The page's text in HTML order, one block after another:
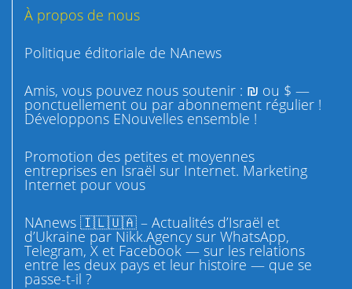
À propos de nous
Politique éditoriale de NAnews
Amis, vous pouvez nous soutenir : ₪ ou $ —
ponctuellement ou par abonnement régulier !
Développons ENouvelles ensemble !
Promotion des petites et moyennes
entreprises en Israël sur Internet. Marketing
Internet pour vous
NAnews 🇮🇱🇺🇦 – Actualités d’Israël et
d’Ukraine par Nikk.Agency sur WhatsApp,
Telegram, X et Facebook — sur les relations
entre les deux pays et leur histoire — que se
passe-t-il ?